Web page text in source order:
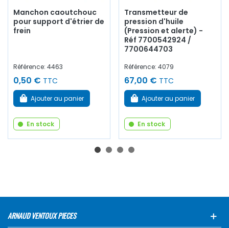
Manchon caoutchouc
pour support d'étrier de
frein
Référence: 4463
0,50 € TTC
Ajouter au panier
En stock
Transmetteur de
pression d'huile
(Pression et alerte) -
Réf 7700542924 /
7700644703
Référence: 4079
67,00 € TTC
Ajouter au panier
En stock
ARNAUD VENTOUX PIECES